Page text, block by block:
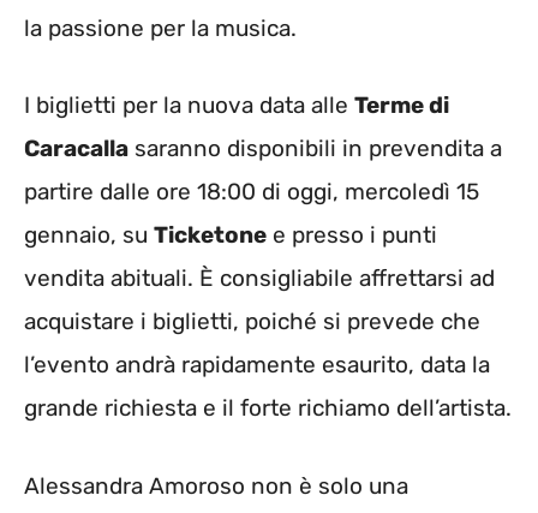
la passione per la musica.
I biglietti per la nuova data alle Terme di
Caracalla saranno disponibili in prevendita a
partire dalle ore 18:00 di oggi, mercoledì 15
gennaio, su Ticketone e presso i punti
vendita abituali. È consigliabile affrettarsi ad
acquistare i biglietti, poiché si prevede che
l’evento andrà rapidamente esaurito, data la
grande richiesta e il forte richiamo dell’artista.
Alessandra Amoroso non è solo una